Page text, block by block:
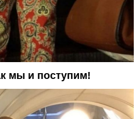
мы и поступим!